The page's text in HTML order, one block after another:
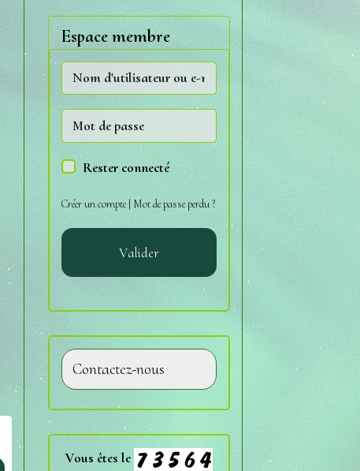
Espace membre
Rester connecté
Créer un compte| Mot de passe perdu ?
Valider
Contactez-nous
Vous êtes le